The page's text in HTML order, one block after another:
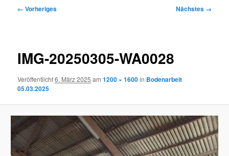
Bilder-
← Vorheriges Nächstes →
IMG-20250305-WA0028
Veröffentlicht6. März 2025 am1200 × 1600in Bodenarbeit
05.03.2025